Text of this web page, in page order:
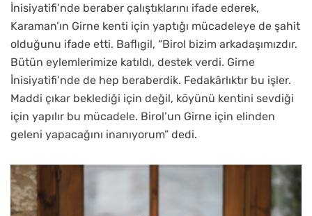
İnisiyatifi’nde beraber çalıştıklarını ifade ederek,
Karaman’ın Girne kenti için yaptığı mücadeleye de şahit
olduğunu ifade etti. Baflıgil, “Birol bizim arkadaşımızdır.
Bütün eylemlerimize katıldı, destek verdi. Girne
İnisiyatifi’nde de hep beraberdik. Fedakârlıktır bu işler.
Maddi çıkar beklediği için değil, köyünü kentini sevdiği
için yapılır bu mücadele. Birol’un Girne için elinden
geleni yapacağını inanıyorum” dedi.